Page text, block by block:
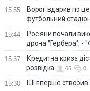
15:55
Ворог вдарив по
футбольний
15:44
Росіяни почали
дрона "Гербера", -
15:37
Кредитна криза
розвідка
65 0
15:30 ШІ вперше створив